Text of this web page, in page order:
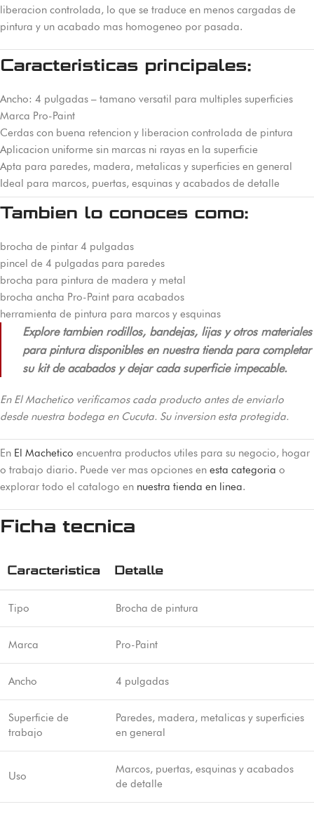
liberacion controlada, lo que se traduce en menos cargadas de
pintura y un acabado mas homogeneo por pasada.
Caracteristicas principales:
Ancho: 4 pulgadas – tamano versatil para multiples superficies
Marca Pro-Paint
Cerdas con buena retencion y liberacion controlada de pintura
Aplicacion uniforme sin marcas ni rayas en la superficie
Apta para paredes, madera, metalicas y superficies en general
Ideal para marcos, puertas, esquinas y acabados de detalle
Tambien lo conoces como:
brocha de pintar 4 pulgadas
pincel de 4 pulgadas para paredes
brocha para pintura de madera y metal
brocha ancha Pro-Paint para acabados
herramienta de pintura para marcos y esquinas
Explore tambien rodillos, bandejas, lijas y otros materiales
para pintura disponibles en nuestra tienda para completar
su kit de acabados y dejar cada superficie impecable.
En El Machetico verificamos cada producto antes de enviarlo
desde nuestra bodega en Cucuta. Su inversion esta protegida.
En El Machetico encuentra productos utiles para su negocio, hogar
o trabajo diario. Puede ver mas opciones en esta categoria o
explorar todo el catalogo en nuestra tienda en linea.
Ficha tecnica
Caracteristica Detalle
Tipo Brocha de pintura
Marca Pro-Paint
Ancho 4 pulgadas
Superficie de
trabajo
Paredes, madera, metalicas y superficies
en general
Uso
Marcos, puertas, esquinas y acabados
de detalle